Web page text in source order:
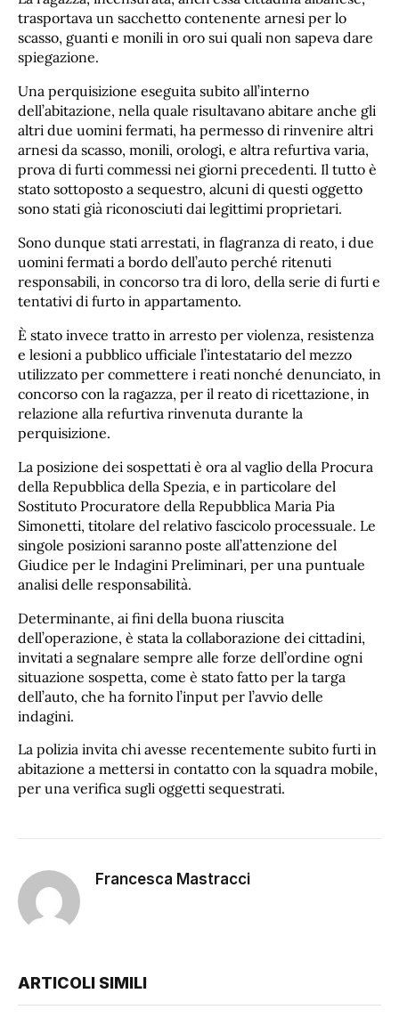
trasportava un sacchetto contenente arnesi per lo
scasso, guanti e monili in oro sui quali non sapeva dare
spiegazione.
Una perquisizione eseguita subito all’interno
dell’abitazione, nella quale risultavano abitare anche gli
altri due uomini fermati, ha permesso di rinvenire altri
arnesi da scasso, monili, orologi, e altra refurtiva varia,
prova di furti commessi nei giorni precedenti. Il tutto è
stato sottoposto a sequestro, alcuni di questi oggetto
sono stati già riconosciuti dai legittimi proprietari.
Sono dunque stati arrestati, in flagranza di reato, i due
uomini fermati a bordo dell’auto perché ritenuti
responsabili, in concorso tra di loro, della serie di furti e
tentativi di furto in appartamento.
È stato invece tratto in arresto per violenza, resistenza
e lesioni a pubblico ufficiale l’intestatario del mezzo
utilizzato per commettere i reati nonché denunciato, in
concorso con la ragazza, per il reato di ricettazione, in
relazione alla refurtiva rinvenuta durante la
perquisizione.
La posizione dei sospettati è ora al vaglio della Procura
della Repubblica della Spezia, e in particolare del
Sostituto Procuratore della Repubblica Maria Pia
Simonetti, titolare del relativo fascicolo processuale. Le
singole posizioni saranno poste all’attenzione del
Giudice per le Indagini Preliminari, per una puntuale
analisi delle responsabilità.
Determinante, ai fini della buona riuscita
dell’operazione, è stata la collaborazione dei cittadini,
invitati a segnalare sempre alle forze dell’ordine ogni
situazione sospetta, come è stato fatto per la targa
dell’auto, che ha fornito l’input per l’avvio delle
indagini.
La polizia invita chi avesse recentemente subito furti in
abitazione a mettersi in contatto con la squadra mobile,
per una verifica sugli oggetti sequestrati.
Francesca Mastracci
ARTICOLI SIMILI